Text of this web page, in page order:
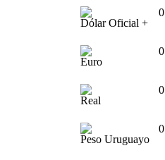
Dólar Oficial +
0
Euro
0
Real
0
Peso Uruguayo
0